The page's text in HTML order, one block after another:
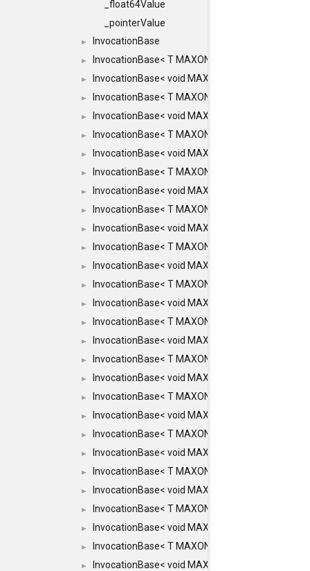
_float64Value
_pointerValue
► InvocationBase
► InvocationBase< T
► InvocationBase< void
► InvocationBase< T
► InvocationBase< void
► InvocationBase< T
► InvocationBase< void
► InvocationBase< T
► InvocationBase< void
► InvocationBase< T
► InvocationBase< void
► InvocationBase< T
► InvocationBase< void
► InvocationBase< T
► InvocationBase< void
► InvocationBase< T
► InvocationBase< void
► InvocationBase< T
► InvocationBase< void
► InvocationBase< T
► InvocationBase< void
► InvocationBase< T
► InvocationBase< void
► InvocationBase< T
► InvocationBase< void
► InvocationBase< T
► InvocationBase< void
► InvocationBase< T
► InvocationBase< void